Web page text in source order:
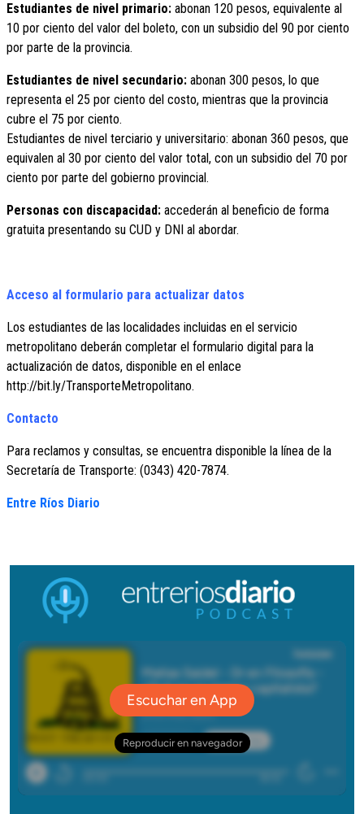
Estudiantes de nivel primario: abonan 120 pesos, equivalente al
10 por ciento del valor del boleto, con un subsidio del 90 por ciento
por parte de la provincia.
Estudiantes de nivel secundario: abonan 300 pesos, lo que
representa el 25 por ciento del costo, mientras que la provincia
cubre el 75 por ciento.
Estudiantes de nivel terciario y universitario: abonan 360 pesos, que
equivalen al 30 por ciento del valor total, con un subsidio del 70 por
ciento por parte del gobierno provincial.
Personas con discapacidad: accederán al beneficio de forma
gratuita presentando su CUD y DNI al abordar.
Acceso al formulario para actualizar datos
Los estudiantes de las localidades incluidas en el servicio
metropolitano deberán completar el formulario digital para la
actualización de datos, disponible en el enlace
http://bit.ly/TransporteMetropolitano.
Contacto
Para reclamos y consultas, se encuentra disponible la línea de la
Secretaría de Transporte: (0343) 420-7874.
Entre Ríos Diario